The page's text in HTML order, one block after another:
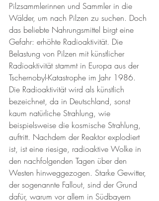
Pilzsammlerinnen und Sammler in die
Wälder, um nach Pilzen zu suchen. Doch
das beliebte Nahrungsmittel birgt eine
Gefahr: erhöhte Radioaktivität. Die
Belastung von Pilzen mit künstlicher
Radioaktivität stammt in Europa aus der
Tschernobyl-Katastrophe im Jahr 1986.
Die Radioaktivität wird als künstlich
bezeichnet, da in Deutschland, sonst
kaum natürliche Strahlung, wie
beispielsweise die kosmische Strahlung,
auftritt. Nachdem der Reaktor explodiert
ist, ist eine riesige, radioaktive Wolke in
den nachfolgenden Tagen über den
Westen hinweggezogen. Starke Gewitter,
der sogenannte Fallout, sind der Grund
dafür, warum vor allem in Südbayern